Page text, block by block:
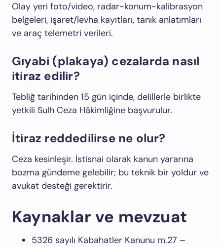
Olay yeri foto/video, radar-konum-kalibrasyon
belgeleri, işaret/levha kayıtları, tanık anlatımları
ve araç telemetri verileri.
Gıyabi (plakaya) cezalarda nasıl
itiraz edilir?
Tebliğ tarihinden 15 gün içinde, delillerle birlikte
yetkili Sulh Ceza Hâkimliğine başvurulur.
İtiraz reddedilirse ne olur?
Ceza kesinleşir. İstisnai olarak kanun yararına
bozma gündeme gelebilir; bu teknik bir yoldur ve
avukat desteği gerektirir.
Kaynaklar ve mevzuat
5326 sayılı Kabahatler Kanunu m.27 –